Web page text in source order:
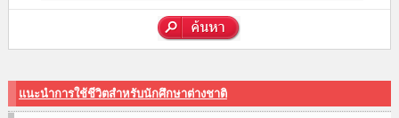
แนะนำการใช้ชีวิตสำหรับนักศึกษาต่างชาติ